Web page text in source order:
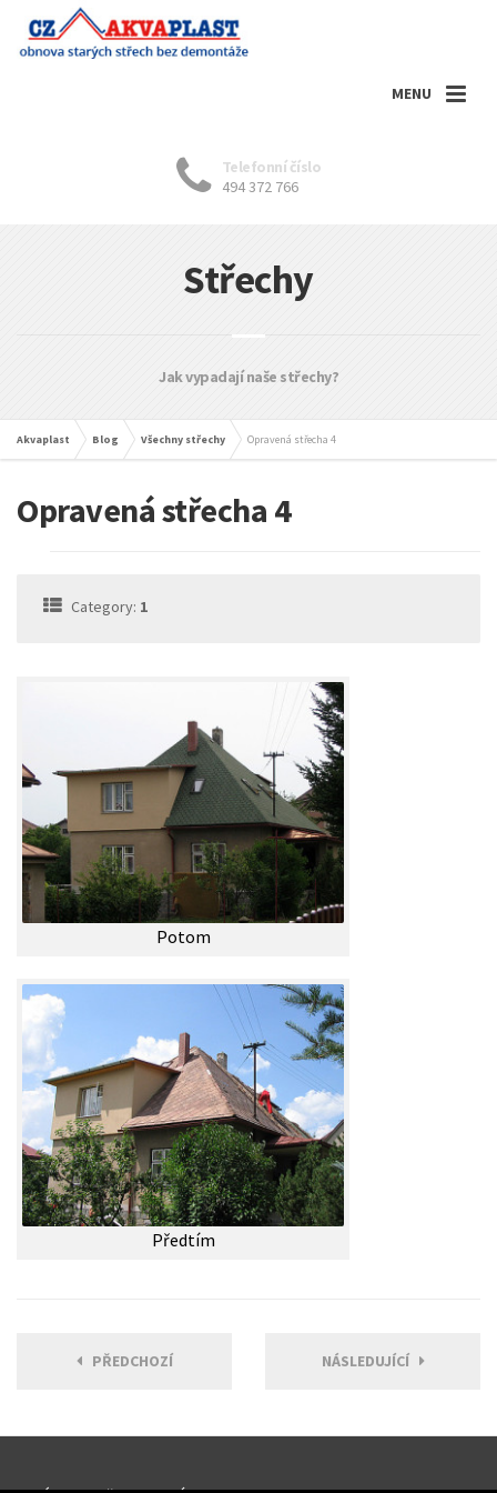
MENU
Telefonní číslo
494 372 766
Střechy
Jak vypadají naše střechy?
Akvaplast Blog Všechny střechy Opravená střecha 4
Opravená střecha 4
Category: 1
Potom
Předtím
PŘEDCHOZÍ NÁSLEDUJÍCÍ